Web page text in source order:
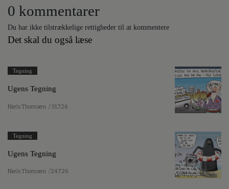
0 kommentarer
Du har ikke tilstrækkelige rettigheder til at kommentere
Det skal du også læse
Tegning
Ugens Tegning
Niels Thomsen / 31.7.26
Tegning
Ugens Tegning
Niels Thomsen / 24.7.26